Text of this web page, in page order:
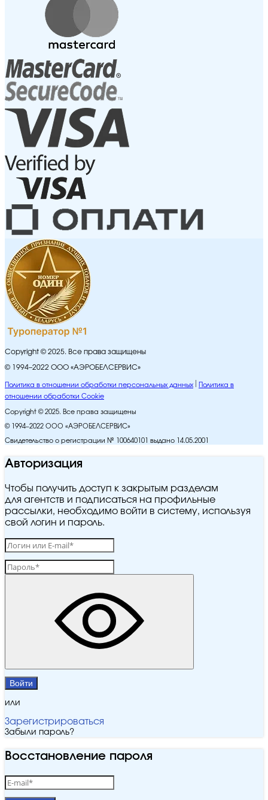
Copyright © 2025. Все права защищены
© 1994–2022 ООО «АЭРОБЕЛСЕРВИС»
Политика в отношении обработки персональных данных
Политика в
отношении обработки Cookie
Copyright © 2025. Все права защищены
© 1994–2022 ООО «АЭРОБЕЛСЕРВИС»
Свидетельство о регистрации № 100640101 выдано 14.05.2001
Авторизация
Чтобы получить доступ к закрытым разделам
для агентств и подписаться на профильные
рассылки, необходимо войти в систему, используя
свой логин и пароль.
Войти
или
Зарегистрироваться
Забыли пароль?
Восстановление пароля